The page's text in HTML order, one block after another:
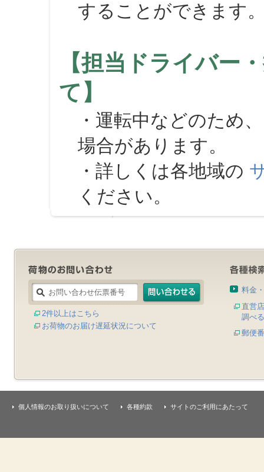
することができます
【担当ドライバー
て】
・運転中などのため
場合があります。
・詳しくは各地域の
ください。
2件以上はこちら
お荷物のお届け遅延状況について
料金
直営
調べる
郵便
個人情報のお取り扱いについて 各種約款 サイトのご利用にあたって